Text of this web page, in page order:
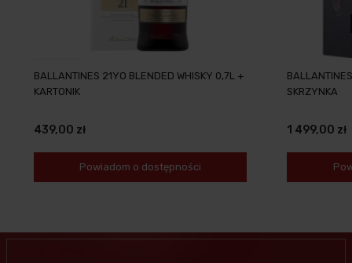
BALLANTINES 21YO BLENDED WHISKY 0,7L +
KARTONIK
439,00 zł
Powiadom o dostępności
SKRZYNKA
1 499,00 zł